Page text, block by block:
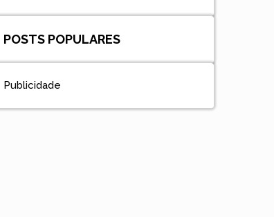
POSTS POPULARES
Publicidade